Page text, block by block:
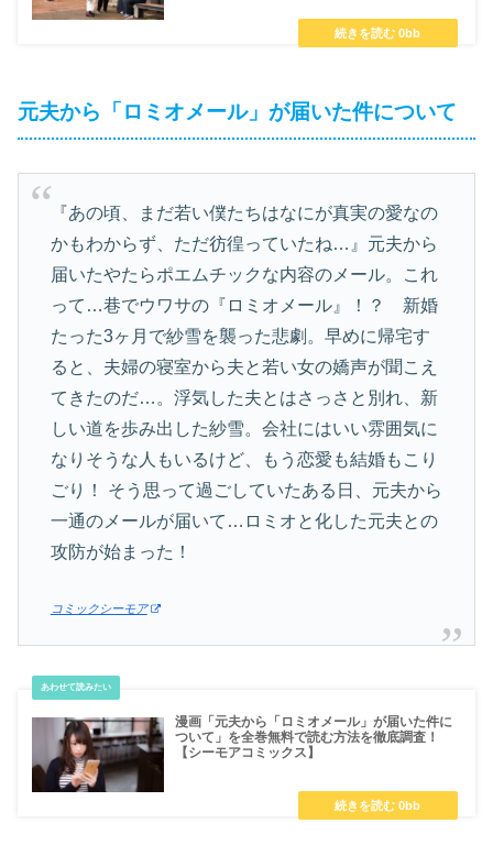
元夫から「ロミオメール」が届いた件について
『あの頃、まだ若い僕たちはなにが真実の愛なの
かもわからず、ただ彷徨っていたね…』元夫から
届いたやたらポエムチックな内容のメール。これ
って…巷でウワサの『ロミオメール』！？ 新婚
たった3ヶ月で紗雪を襲った悲劇。早めに帰宅す
ると、夫婦の寝室から夫と若い女の嬌声が聞こえ
てきたのだ…。浮気した夫とはさっさと別れ、新
しい道を歩み出した紗雪。会社にはいい雰囲気に
なりそうな人もいるけど、もう恋愛も結婚もこり
ごり！ そう思って過ごしていたある日、元夫から
一通のメールが届いて…ロミオと化した元夫との
攻防が始まった！
コミックシーモア
漫画「元夫から「ロミオメール」が届いた件に
ついて」を全巻無料で読む方法を徹底調査！
【シーモアコミックス】